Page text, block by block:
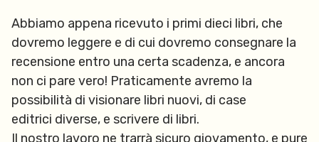
Abbiamo appena ricevuto i primi dieci libri, che
dovremo leggere e di cui dovremo consegnare la
recensione entro una certa scadenza, e ancora
non ci pare vero! Praticamente avremo la
possibilità di visionare libri nuovi, di case
editrici diverse, e scrivere di libri.
Il nostro lavoro ne trarrà sicuro giovamento, e pure